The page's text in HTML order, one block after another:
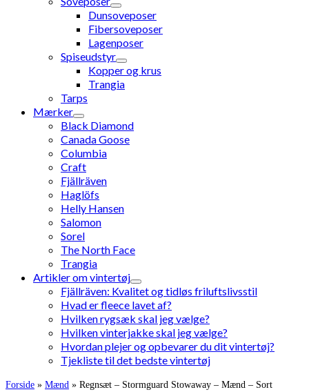
Dunsoveposer
Fibersoveposer
Lagenposer
Spiseudstyr
Kopper og krus
Trangia
Tarps
Mærker
Black Diamond
Canada Goose
Columbia
Craft
Fjällräven
Haglöfs
Helly Hansen
Salomon
Sorel
The North Face
Trangia
Artikler om vintertøj
Fjällräven: Kvalitet og tidløs friluftslivsstil
Hvad er fleece lavet af?
Hvilken rygsæk skal jeg vælge?
Hvilken vinterjakke skal jeg vælge?
Hvordan plejer og opbevarer du dit vintertøj?
Tjekliste til det bedste vintertøj
Forside » Mænd » Regnsæt – Stormguard Stowaway – Mænd – Sort